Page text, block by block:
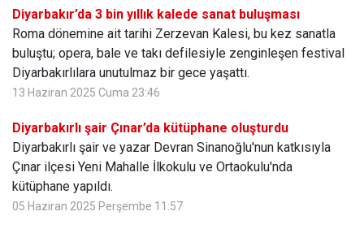
Diyarbakır’da 3 bin yıllık kalede sanat buluşması
Roma dönemine ait tarihi Zerzevan Kalesi, bu kez sanatla
buluştu; opera, bale ve takı defilesiyle zenginleşen festival
Diyarbakırlılara unutulmaz bir gece yaşattı.
13 Haziran 2025 Cuma 23:46
Diyarbakırlı şair Çınar’da kütüphane oluşturdu
Diyarbakırlı şair ve yazar Devran Sinanoğlu'nun katkısıyla
Çınar ilçesi Yeni Mahalle İlkokulu ve Ortaokulu'nda
kütüphane yapıldı.
05 Haziran 2025 Perşembe 11:57